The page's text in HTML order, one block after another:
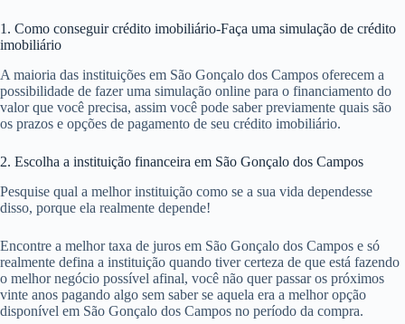
1. Como conseguir crédito imobiliário-Faça uma simulação de crédito
imobiliário
A maioria das instituições em São Gonçalo dos Campos oferecem a
possibilidade de fazer uma simulação online para o financiamento do
valor que você precisa, assim você pode saber previamente quais são
os prazos e opções de pagamento de seu crédito imobiliário.
2. Escolha a instituição financeira em São Gonçalo dos Campos
Pesquise qual a melhor instituição como se a sua vida dependesse
disso, porque ela realmente depende!
Encontre a melhor taxa de juros em São Gonçalo dos Campos e só
realmente defina a instituição quando tiver certeza de que está fazendo
o melhor negócio possível afinal, você não quer passar os próximos
vinte anos pagando algo sem saber se aquela era a melhor opção
disponível em São Gonçalo dos Campos no período da compra.